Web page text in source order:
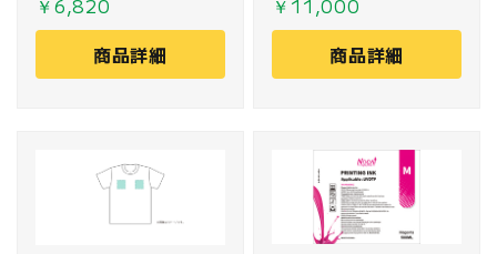
￥6,820
商品詳細
す。
￥11,000
商品詳細